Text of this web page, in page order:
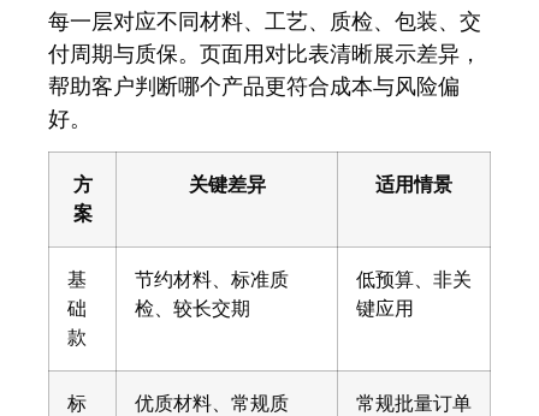
每一层对应不同材料、工艺、质检、包装、交
付周期与质保。页面用对比表清晰展示差异，
帮助客户判断哪个产品更符合成本与风险偏
好。
方
案
关键差异 适用情景
基
础
款
节约材料、标准质
检、较长交期
低预算、非关
键应用
标
优质材料、常规质
常规批量订单